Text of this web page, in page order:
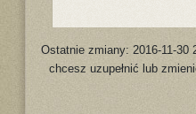
Ostatnie zmiany: 2016-11-30
chcesz uzupełnić lub